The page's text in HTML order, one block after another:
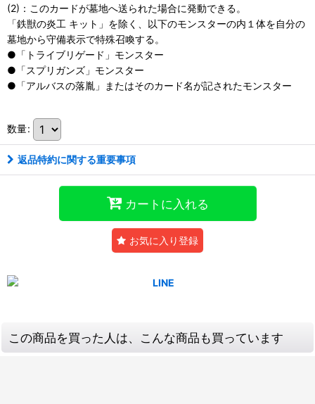
(2)：このカードが墓地へ送られた場合に発動できる。
「鉄獣の炎工 キット」を除く、以下のモンスターの内１体を自分の
墓地から守備表示で特殊召喚する。
●「トライブリゲード」モンスター
●「スプリガンズ」モンスター
●「アルバスの落胤」またはそのカード名が記されたモンスター
数量:
返品特約に関する重要事項
カートに入れる
お気に入り登録
この商品を買った人は、こんな商品も買っています